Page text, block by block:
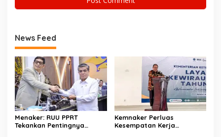
News Feed
Menaker: RUU PPRT
Tekankan Pentingnya
Kemnaker Perluas
Kesempatan Kerja